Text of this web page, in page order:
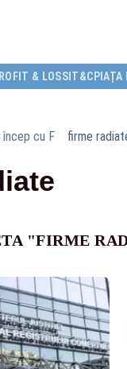
& LOSS IT&C PIAȚA
cu F firme
"FIRME